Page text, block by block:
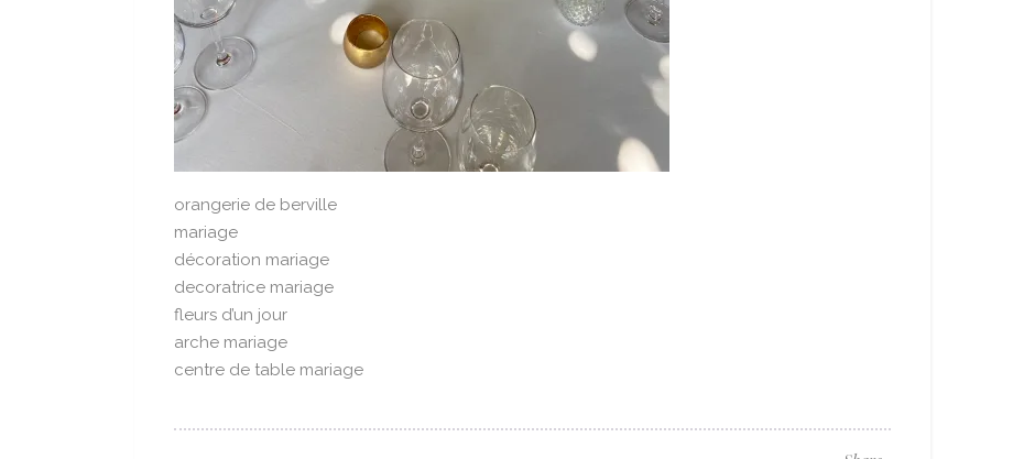
orangerie de berville
mariage
décoration mariage
decoratrice mariage
fleurs d’un jour
arche mariage
centre de table mariage